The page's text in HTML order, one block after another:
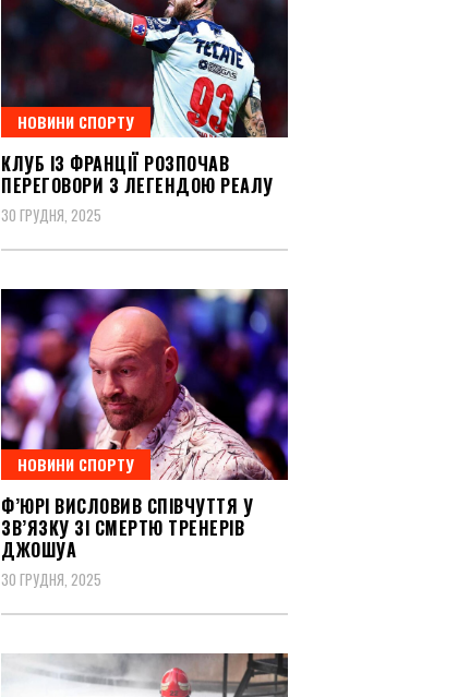
НОВИНИ СПОРТУ
КЛУБ ІЗ ФРАНЦІЇ РОЗПОЧАВ
ПЕРЕГОВОРИ З ЛЕГЕНДОЮ РЕАЛУ
30 ГРУДНЯ, 2025
НОВИНИ СПОРТУ
Ф’ЮРІ ВИСЛОВИВ СПІВЧУТТЯ У
ЗВ’ЯЗКУ ЗІ СМЕРТЮ ТРЕНЕРІВ
ДЖОШУА
30 ГРУДНЯ, 2025